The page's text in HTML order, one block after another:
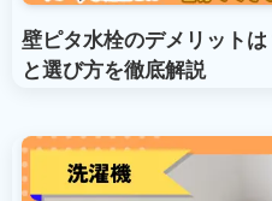
壁ピタ水栓のデメリット
と選び方を徹底解説